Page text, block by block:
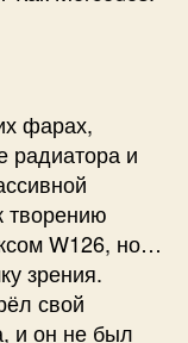
фарах,
радиатора и
творению
W126, но…
зрения.
свой
и он не был